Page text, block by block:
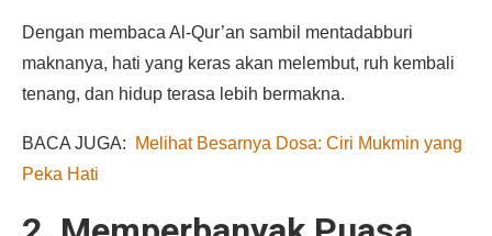
Dengan membaca Al-Qur’an sambil mentadabburi
maknanya, hati yang keras akan melembut, ruh kembali
tenang, dan hidup terasa lebih bermakna.
BACA JUGA:
Melihat Besarnya Dosa: Ciri Mukmin yang
Peka Hati